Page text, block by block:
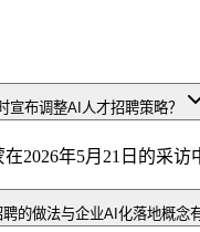
宣布调整AI人才招聘策略？
在2026年5月21日的采
的做法与企业AI化落地概念